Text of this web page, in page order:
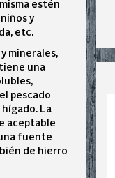
estén
y
etc.
minerales,
una
pescado
La
aceptable
fuente
de hierro